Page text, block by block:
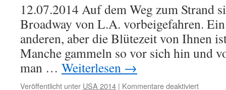
12.07.2014 Auf dem Weg zum Strand
Broadway von L.A. vorbeigefahren.
anderen, aber die Blütezeit von Ihnen
Manche gammeln so vor sich hin und
man … Weiterlesen →
Veröffentlicht unter USA 2014 | Kommentare deaktiviert